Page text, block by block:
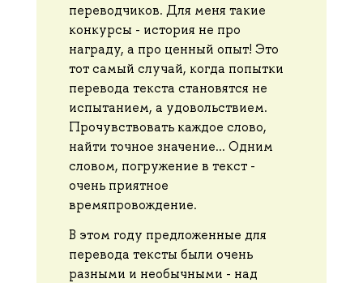
переводчиков. Для меня такие
конкурсы - история не про
награду, а про ценный опыт! Это
тот самый случай, когда попытки
перевода текста становятся не
испытанием, а удовольствием.
Прочувствовать каждое слово,
найти точное значение... Одним
словом, погружение в текст -
очень приятное
времяпровождение.
В этом году предложенные для
перевода тексты были очень
разными и необычными - над